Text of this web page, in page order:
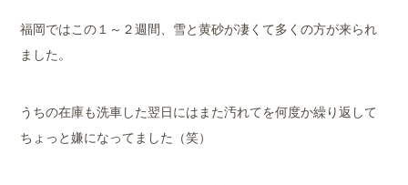
福岡ではこの１～２週間、雪と黄砂が凄くて多くの方が来られ
ました。
うちの在庫も洗車した翌日にはまた汚れてを何度か繰り返して
ちょっと嫌になってました（笑）